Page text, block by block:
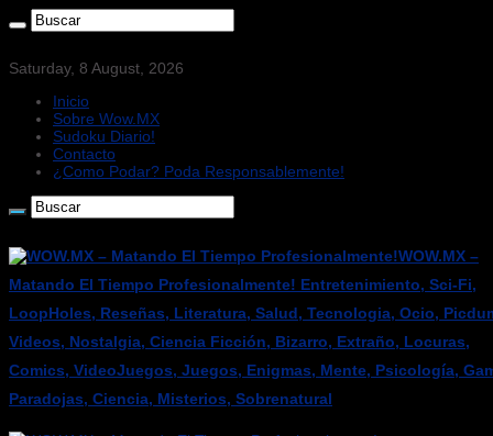
Saturday, 8 August, 2026
Inicio
Sobre Wow.MX
Sudoku Diario!
Contacto
¿Como Podar? Poda Responsablemente!
WOW.MX –
Matando El Tiempo Profesionalmente! Entretenimiento, Sci-Fi,
LoopHoles, Reseñas, Literatura, Salud, Tecnologia, Ocio,
Videos, Nostalgia, Ciencia Ficción, Bizarro, Extraño, Locuras,
Comics, VideoJuegos, Juegos, Enigmas, Mente, Psicología,
Paradojas, Ciencia, Misterios, Sobrenatural